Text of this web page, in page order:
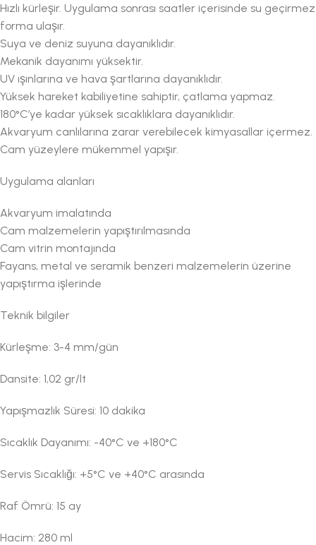
Hızlı kürleşir. Uygulama sonrası saatler içerisinde su geçirmez
forma ulaşır.
Suya ve deniz suyuna dayanıklıdır.
Mekanik dayanımı yüksektir.
UV ışınlarına ve hava şartlarına dayanıklıdır.
Yüksek hareket kabiliyetine sahiptir, çatlama yapmaz.
180°C’ye kadar yüksek sıcaklıklara dayanıklıdır.
Akvaryum canlılarına zarar verebilecek kimyasallar içermez.
Cam yüzeylere mükemmel yapışır.
Uygulama alanları
Akvaryum imalatında
Cam malzemelerin yapıştırılmasında
Cam vitrin montajında
Fayans, metal ve seramik benzeri malzemelerin üzerine
yapıştırma işlerinde
Teknik bilgiler
Kürleşme: 3-4 mm/gün
Dansite: 1,02 gr/lt
Yapışmazlık Süresi: 10 dakika
Sıcaklık Dayanımı: -40°C ve +180°C
Servis Sıcaklığı: +5°C ve +40°C arasında
Raf Ömrü: 15 ay
Hacim: 280 ml